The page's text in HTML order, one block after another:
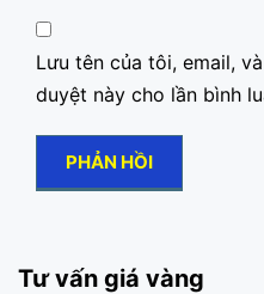
Lưu tên của tôi, email,
duyệt này cho lần bình
Tư vấn giá vàng